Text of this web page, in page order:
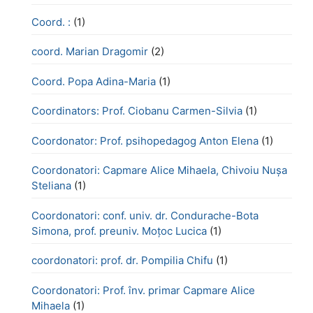
Coord. : (1)
coord. Marian Dragomir (2)
Coord. Popa Adina-Maria (1)
Coordinators: Prof. Ciobanu Carmen-Silvia (1)
Coordonator: Prof. psihopedagog Anton Elena (1)
Coordonatori: Capmare Alice Mihaela, Chivoiu Nușa
Steliana (1)
Coordonatori: conf. univ. dr. Condurache-Bota
Simona, prof. preuniv. Moțoc Lucica (1)
coordonatori: prof. dr. Pompilia Chifu (1)
Coordonatori: Prof. înv. primar Capmare Alice
Mihaela (1)